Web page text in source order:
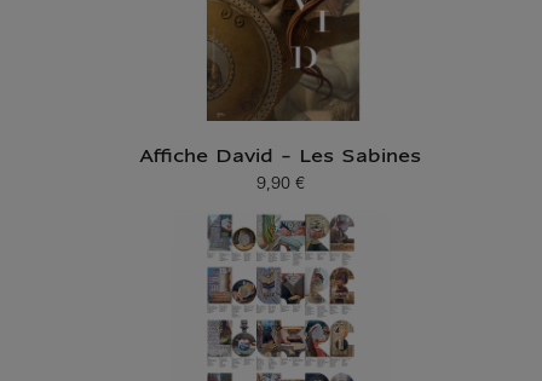
Affiche David - Les Sabines
Prix ​​actuel
9,90 €